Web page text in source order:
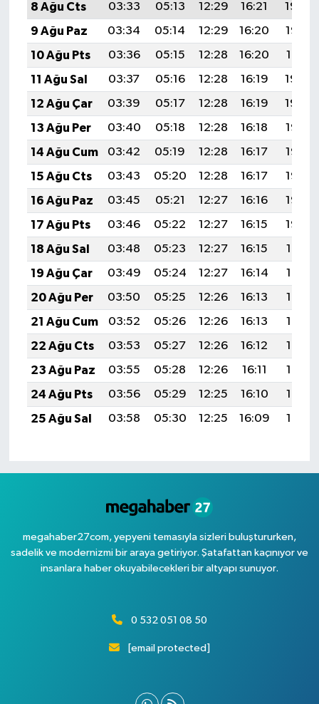
8 Ağu Cts
03:33 05:13 12:29 16:21
19:34
9 Ağu Paz
03:34 05:14 12:29 16:20
19:33
10 Ağu Pts
03:36 05:15 12:28 16:20
19:31
11 Ağu Sal
03:37 05:16 12:28 16:19
19:30
12 Ağu Çar
03:39 05:17 12:28 16:19
19:29
13 Ağu Per
03:40 05:18 12:28 16:18
19:28
14 Ağu Cum
03:42 05:19 12:28 16:17
19:26
15 Ağu Cts
03:43 05:20 12:28 16:17
19:25
16 Ağu Paz
03:45 05:21 12:27 16:16
19:23
17 Ağu Pts
03:46 05:22 12:27 16:15
19:22
18 Ağu Sal
03:48 05:23 12:27 16:15
19:21
19 Ağu Çar
03:49 05:24 12:27 16:14
19:19
20 Ağu Per
03:50 05:25 12:26 16:13
19:18
21 Ağu Cum
03:52 05:26 12:26 16:13
19:16
22 Ağu Cts
03:53 05:27 12:26 16:12
19:15
23 Ağu Paz
03:55 05:28 12:26 16:11
19:13
24 Ağu Pts
03:56 05:29 12:25 16:10
19:12
25 Ağu Sal
03:58 05:30 12:25 16:09 19:10
megahaber27com, yepyeni temasıyla sizleri buluştururken,
sadelik ve modernizmi bir araya getiriyor. Şatafattan kaçınıyor ve
insanlara haber okuyabilecekleri bir altyapı sunuyor.
0 532 051 08 50
[email protected]